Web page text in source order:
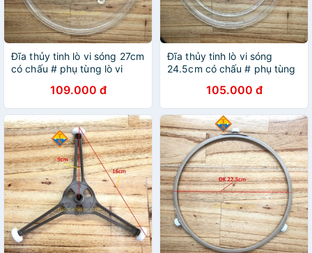
Đĩa thủy tinh lò vi sóng 27cm
có chấu # phụ tùng lò vi
109.000 đ
Đĩa thủy tinh lò vi sóng
24.5cm có chấu # phụ tùng
105.000 đ